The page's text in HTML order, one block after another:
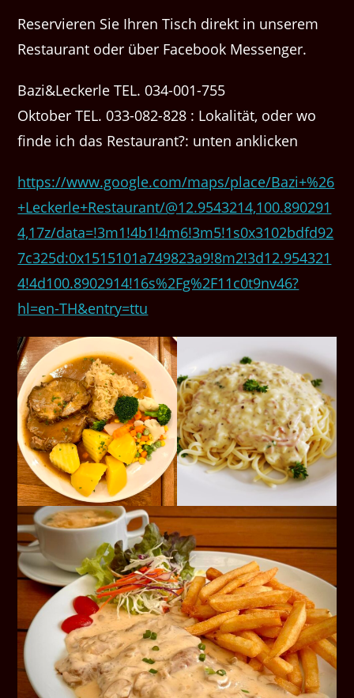
Reservieren Sie Ihren Tisch direkt in unserem
Restaurant oder über Facebook Messenger.
Bazi&Leckerle TEL. 034-001-755
Oktober TEL. 033-082-828 : Lokalität, oder wo
finde ich das Restaurant?: unten anklicken
https://www.google.com/maps/place/Bazi+%26
+Leckerle+Restaurant/@12.9543214,100.890291
4,17z/data=!3m1!4b1!4m6!3m5!1s0x3102bdfd92
7c325d:0x1515101a749823a9!8m2!3d12.954321
4!4d100.8902914!16s%2Fg%2F11c0t9nv46?
hl=en-TH&entry=ttu